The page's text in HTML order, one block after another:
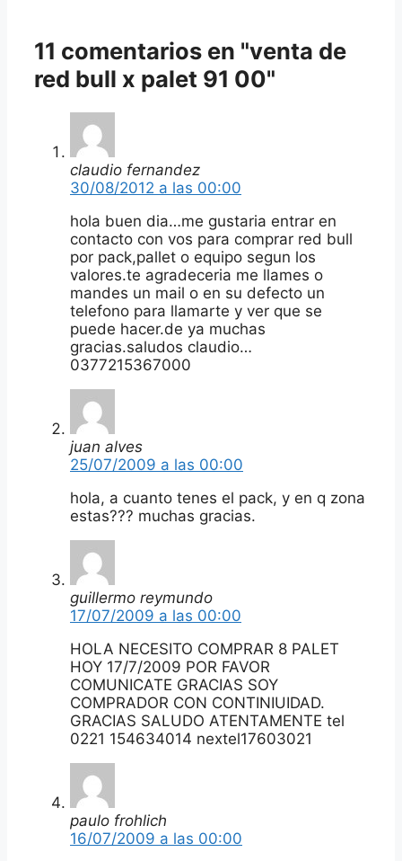
11 comentarios en "venta de
red bull x palet 91 00"
claudio fernandez
30/08/2012 a las 00:00
hola buen dia…me gustaria entrar en
contacto con vos para comprar red bull
por pack,pallet o equipo segun los
valores.te agradeceria me llames o
mandes un mail o en su defecto un
telefono para llamarte y ver que se
puede hacer.de ya muchas
gracias.saludos claudio…
0377215367000
juan alves
25/07/2009 a las 00:00
hola, a cuanto tenes el pack, y en q zona
estas??? muchas gracias.
guillermo reymundo
17/07/2009 a las 00:00
HOLA NECESITO COMPRAR 8 PALET
HOY 17/7/2009 POR FAVOR
COMUNICATE GRACIAS SOY
COMPRADOR CON CONTINIUIDAD.
GRACIAS SALUDO ATENTAMENTE tel
0221 154634014 nextel17603021
paulo frohlich
16/07/2009 a las 00:00